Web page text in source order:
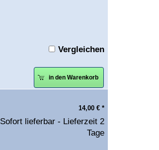
Vergleichen
in den Warenkorb
14,00 € *
Sofort lieferbar - Lieferzeit 2
Tage